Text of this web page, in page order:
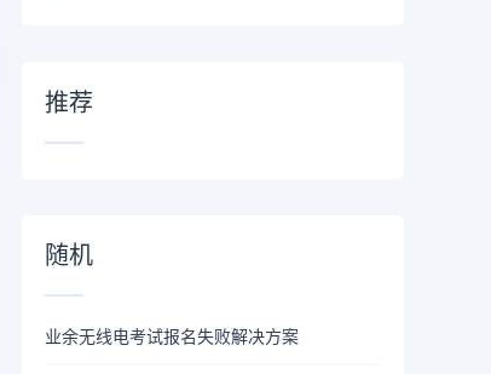
推荐
随机
业余无线电考试报名失败解决方案